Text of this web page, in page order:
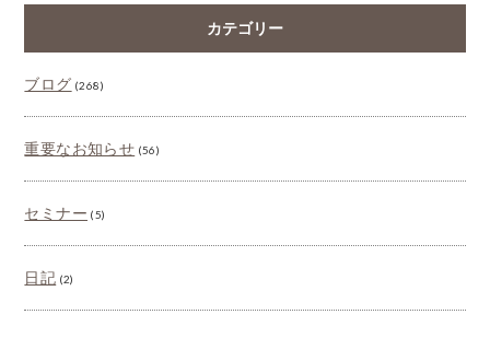
カテゴリー
ブログ (268)
重要なお知らせ (56)
セミナー (5)
日記 (2)